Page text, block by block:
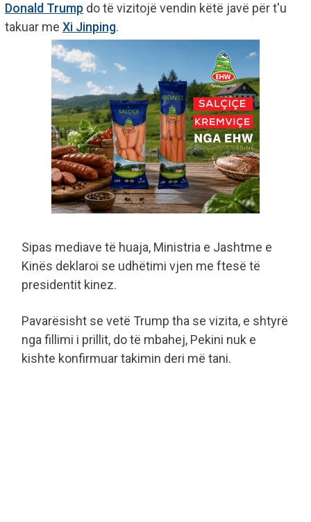
Donald Trump do të vizitojë vendin këtë javë për t'u
takuar me Xi Jinping.
Sipas mediave të huaja, Ministria e Jashtme e
Kinës deklaroi se udhëtimi vjen me ftesë të
presidentit kinez.
Pavarësisht se vetë Trump tha se vizita, e shtyrë
nga fillimi i prillit, do të mbahej, Pekini nuk e
kishte konfirmuar takimin deri më tani.